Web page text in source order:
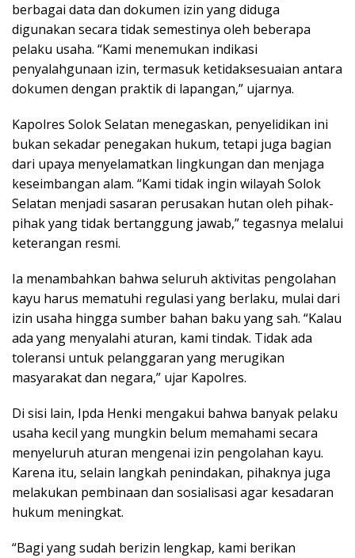
berbagai data dan dokumen izin yang diduga
digunakan secara tidak semestinya oleh beberapa
pelaku usaha. “Kami menemukan indikasi
penyalahgunaan izin, termasuk ketidaksesuaian antara
dokumen dengan praktik di lapangan,” ujarnya.
Kapolres Solok Selatan menegaskan, penyelidikan ini
bukan sekadar penegakan hukum, tetapi juga bagian
dari upaya menyelamatkan lingkungan dan menjaga
keseimbangan alam. “Kami tidak ingin wilayah Solok
Selatan menjadi sasaran perusakan hutan oleh pihak-
pihak yang tidak bertanggung jawab,” tegasnya melalui
keterangan resmi.
Ia menambahkan bahwa seluruh aktivitas pengolahan
kayu harus mematuhi regulasi yang berlaku, mulai dari
izin usaha hingga sumber bahan baku yang sah. “Kalau
ada yang menyalahi aturan, kami tindak. Tidak ada
toleransi untuk pelanggaran yang merugikan
masyarakat dan negara,” ujar Kapolres.
Di sisi lain, Ipda Henki mengakui bahwa banyak pelaku
usaha kecil yang mungkin belum memahami secara
menyeluruh aturan mengenai izin pengolahan kayu.
Karena itu, selain langkah penindakan, pihaknya juga
melakukan pembinaan dan sosialisasi agar kesadaran
hukum meningkat.
“Bagi yang sudah berizin lengkap, kami berikan